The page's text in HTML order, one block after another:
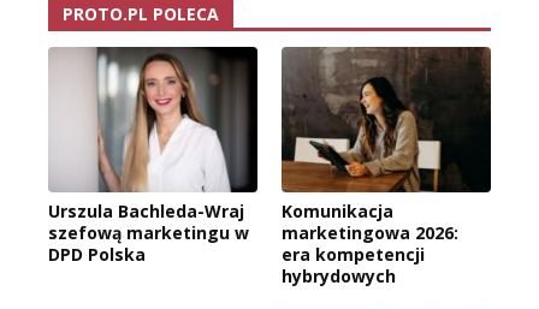
PROTO.PL POLECA
Urszula Bachleda-Wraj
szefową marketingu w
DPD Polska
Komunikacja
marketingowa 2026:
era kompetencji
hybrydowych